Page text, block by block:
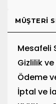
MÜŞTERI
Mesafeli
Gizlilik
Ödeme
İptal ve